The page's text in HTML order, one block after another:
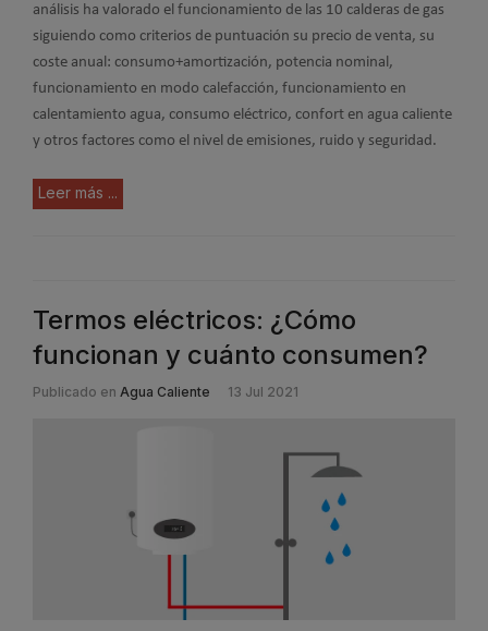
análisis ha valorado el funcionamiento de las 10 calderas de gas
siguiendo como criterios de puntuación su precio de venta, su
coste anual: consumo+amortización, potencia nominal,
funcionamiento en modo calefacción, funcionamiento en
calentamiento agua, consumo eléctrico, confort en agua caliente
y otros factores como el nivel de emisiones, ruido y seguridad.
Leer más ...
Termos eléctricos: ¿Cómo
funcionan y cuánto consumen?
Publicado en Agua Caliente 13 Jul 2021